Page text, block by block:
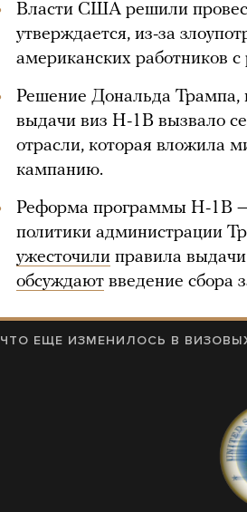
Власти США решили
утверждается, из-за
американских работников с
Решение Дональда Трампа,
выдачи виз H-1B вызвало
отрасли, которая вложила
кампанию.
Реформа программы H-1B
политики администрации
ужесточили правила выдачи
обсуждают введение сбора
ЧТО ЕЩЕ ИЗМЕНИЛОСЬ В